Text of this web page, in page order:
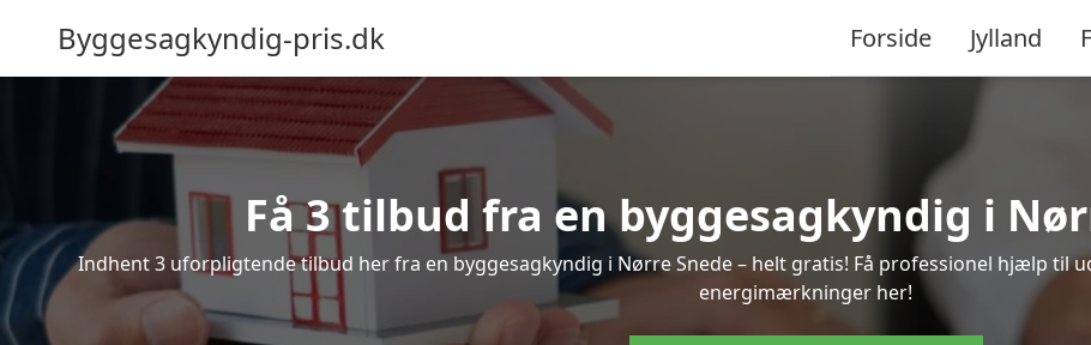
Byggesagkyndig-pris.dk Forside Jylland
Få 3 tilbud fra en byggesagkyndig i
Indhent 3 uforpligtende tilbud her fra en byggesagkyndig i Nørre Snede – helt gratis! Få professionel hjælp til
energimærkninger her!